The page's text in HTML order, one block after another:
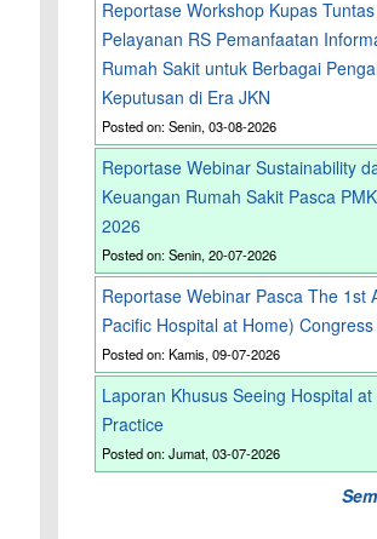
Reportase Workshop Kupas
Pelayanan RS Pemanfaatan
Rumah Sakit untuk Berbagai
Keputusan di Era JKN
Posted on: Senin, 03-08-2026
Reportase Webinar Sustainability
Keuangan Rumah Sakit Pasca
2026
Posted on: Senin, 20-07-2026
Reportase Webinar Pasca The 1st
Pacific Hospital at Home)
Posted on: Kamis, 09-07-2026
Laporan Khusus Seeing Hospital at
Practice
Posted on: Jumat, 03-07-2026